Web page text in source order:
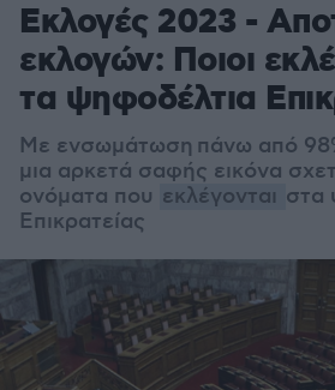
Εκλογές 2023 -
εκλογών: Ποιοι
τα ψηφοδέλτια
Με ενσωμάτωση πάνω από
μια αρκετά σαφής εικόνα
ονόματα που εκλέγονται στα
Επικρατείας